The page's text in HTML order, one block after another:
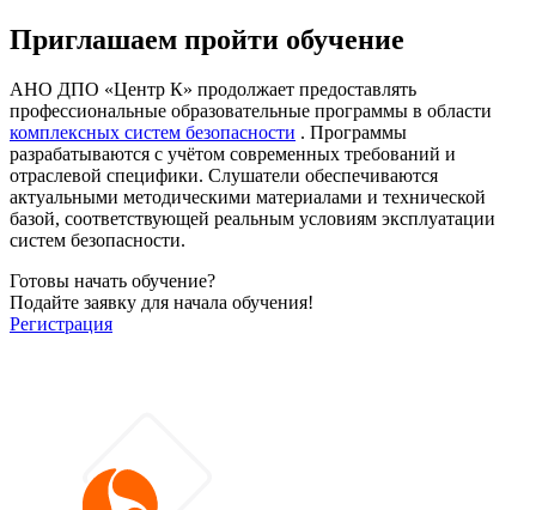
Приглашаем пройти обучение
АНО ДПО «Центр К» продолжает предоставлять
профессиональные образовательные программы в области
комплексных систем безопасности . Программы
разрабатываются с учётом современных требований и
отраслевой специфики. Слушатели обеспечиваются
актуальными методическими материалами и технической
базой, соответствующей реальным условиям эксплуатации
систем безопасности.
Готовы начать обучение?
Подайте заявку для начала обучения!
Регистрация